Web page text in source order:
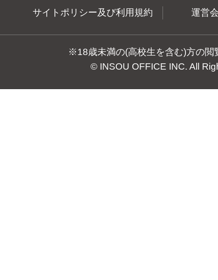
サイトポリシー及び利用規約 運営
※18歳未満の(高校生を含む)方の閲
© INSOU OFFICE INC. All